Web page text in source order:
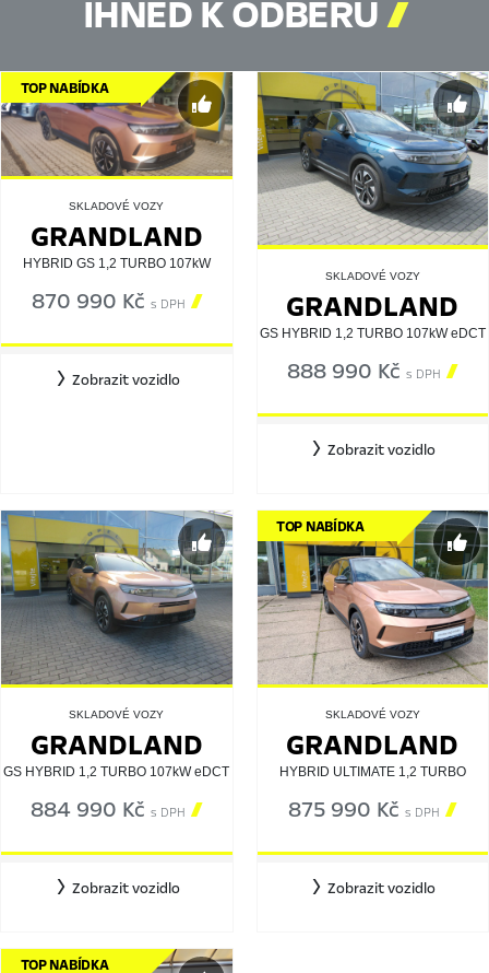
IHNED K ODBĚRU
TOP NABÍDKA
SKLADOVÉ VOZY
GRANDLAND
HYBRID GS 1,2 TURBO 107kW
870 990 Kč s DPH 
Zobrazit vozidlo
SKLADOVÉ VOZY
GRANDLAND
GS HYBRID 1,2 TURBO 107kW eDCT
888 990 Kčs DPH 
Zobrazit vozidlo
SKLADOVÉ VOZY
GRANDLAND
GS HYBRID 1,2 TURBO 107kW eDCT
884 990 Kčs DPH 
Zobrazit vozidlo
TOP NABÍDKA
SKLADOVÉ VOZY
GRANDLAND
HYBRID ULTIMATE 1,2 TURBO
875 990 Kčs DPH 
Zobrazit vozidlo
TOP NABÍDKA